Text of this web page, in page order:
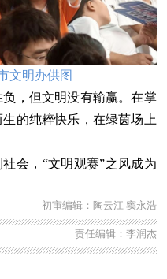
文明办供图
，但文明没有输赢。在掌
的纯粹快乐，在绿茵场上
会，“文明观赛”之风成为
初审编辑：陶云江 窦永浩
责任编辑：李润杰